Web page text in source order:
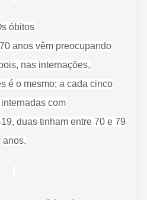
óbitos
anos vêm preocupando
nas internações,
é o mesmo; a cada cinco
com
duas tinham entre 70 e 79
anos.